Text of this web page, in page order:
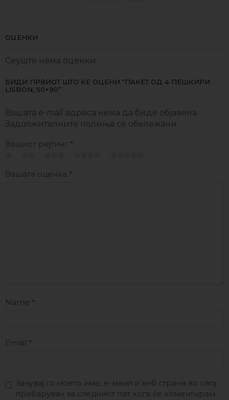
ОЦЕНКИ
Сеуште нема оценки.
БИДИ ПРВИОТ ШТО ЌЕ ОЦЕНИ “ПАКЕТ ОД 4 ПЕШКИРИ
LISBON, 50×90”
Вашата e-mail адреса нема да биде објавена.
Задолжителните полиња се обележани
Вашиот рејтинг *
Вашата оценка *
Name *
Email *
Зачувај го моето име, е-маил и веб страна во овој
пребарувач за следниот пат кога ќе коментирам.